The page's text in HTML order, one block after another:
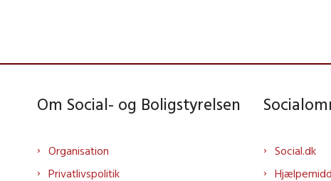
Om Social- og Boligstyrelsen
Organisation
Privatlivspolitik
Social.dk